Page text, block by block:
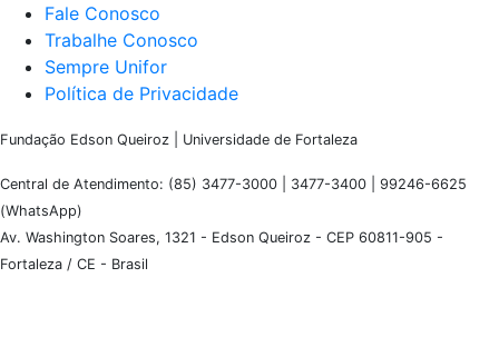
Fale Conosco
Trabalhe Conosco
Sempre Unifor
Política de Privacidade
Fundação Edson Queiroz | Universidade de Fortaleza
Central de Atendimento: (85) 3477-3000 | 3477-3400 | 99246-6625
(WhatsApp)
Av. Washington Soares, 1321 - Edson Queiroz - CEP 60811-905 -
Fortaleza / CE - Brasil